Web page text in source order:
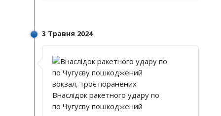
3 Травня 2024
Внаслідок ракетного удару по
по Чугуєву пошкоджений